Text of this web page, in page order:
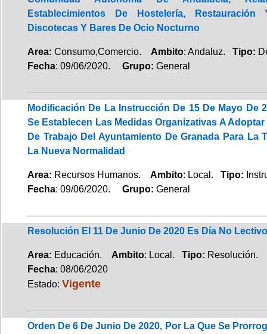
Establecimientos De Hostelería,
Discotecas Y Bares De Ocio Nocturno
Area: Consumo,Comercio. Ambito: Andaluz. Tipo:
Fecha: 09/06/2020. Grupo: General
Modificación De La Instrucción De 15 De Mayo De
Se Establecen Las Medidas Organizativas A
De Trabajo Del Ayuntamiento De Granada Para La
La Nueva Normalidad
Area: Recursos Humanos. Ambito: Local. Tipo:
Fecha: 09/06/2020. Grupo: General
Resolución El 11 De Junio De 2020 Es Día No Lectivo
Area: Educación. Ambito: Local. Tipo: Resolución.
Fecha: 08/06/2020
Estado: Vigente
Orden De 6 De Junio De 2020, Por La Que Se